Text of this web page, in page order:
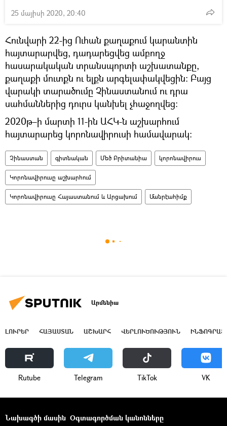
25 մայիսի 2020, 20:40
Հունվարի 22-ից Ուհան քաղաքում կարանտին
հայտարարվեց, դադարեցվեց ամբողջ
հասարակական տրանսպորտի աշխատանքը,
քաղաքի մուտքն ու ելքն արգելափակվեցին: Բայց
վարակի տարածումը Չինաստանում ու դրա
սահմաններից դուրս կանխել չհաջողվեց:
2020թ–ի մարտի 11-ին ԱՀԿ-ն աշխարհում
հայտարարեց կորոնավիրուսի համավարակ:
Չինաստան գիտնական Մեծ Բրիտանիա կորոնավիրուս
Կորոնավիրուսը աշխարհում
Կորոնավիրուսը Հայաստանում և Արցախում Մանրէահիմք
Արմենիա
ԼՈՒՐԵՐ ՀԱՅԱՍՏԱՆ ԱՇԽԱՐՀ ՎԵՐԼՈՒԾՈՒԹՅՈՒՆ
Rutube Telegram ТikТоk VK
Նախագծի մասին Օգտագործման կանոնները